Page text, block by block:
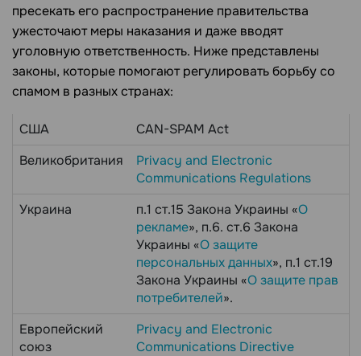
пресекать его распространение правительства
ужесточают меры наказания и даже вводят
уголовную ответственность. Ниже представлены
законы, которые помогают регулировать борьбу со
спамом в разных странах:
США
CAN-SPAM Act
Великобритания
Privacy and Electronic
Communications Regulations
Украина
п.1 ст.15 Закона Украины «О
рекламе», п.6. ст.6 Закона
Украины «О защите
персональных данных», п.1 ст.19
Закона Украины «О защите прав
потребителей».
Европейский
союз
Privacy and Electronic
Communications Directive